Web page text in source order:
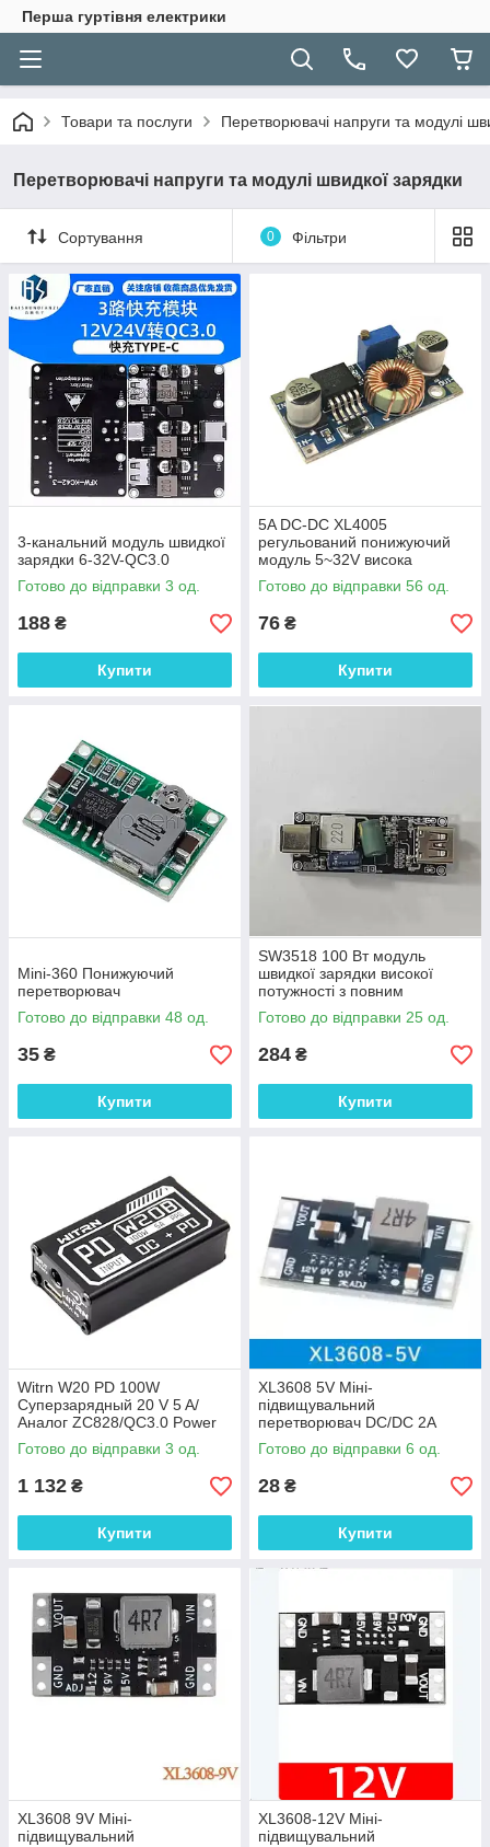
Перша гуртівня електрики
Товари та послуги Перетворювачі напруги та модулі
Перетворювачі напруги та модулі швидкої зарядки
Сортування 0 Фільтри
3-канальний модуль швидкої
зарядки 6-32V-QC3.0
Готово до відправки 3 од.
188 ₴
Купити
5A DC-DC XL4005
регульований понижуючий
модуль 5~32V висока
потужність 96% висока
ефективність значно
Готово до відправки 56 од.
76 ₴
Купити
Mini-360 Понижуючий
перетворювач
Готово до відправки 48 од.
35 ₴
Купити
SW3518 100 Вт модуль
швидкої зарядки високої
потужності з повним
протоколом підтримує
Huawei SCFPCP Apple QC4.
Готово до відправки 25 од.
284 ₴
Купити
Witrn W20 PD 100W
Суперзарядный 20 V 5 A/
Аналог ZC828/QC3.0 Power
Delivery/SW3518 IP2721
Готово до відправки 3 од.
1 132 ₴
Купити
XL3608 5V Міні-
підвищувальний
перетворювач DC/DC 2A
Готово до відправки 6 од.
28 ₴
Купити
XL3608 9V Міні-
підвищувальний
XL3608-12V Міні-
підвищувальний